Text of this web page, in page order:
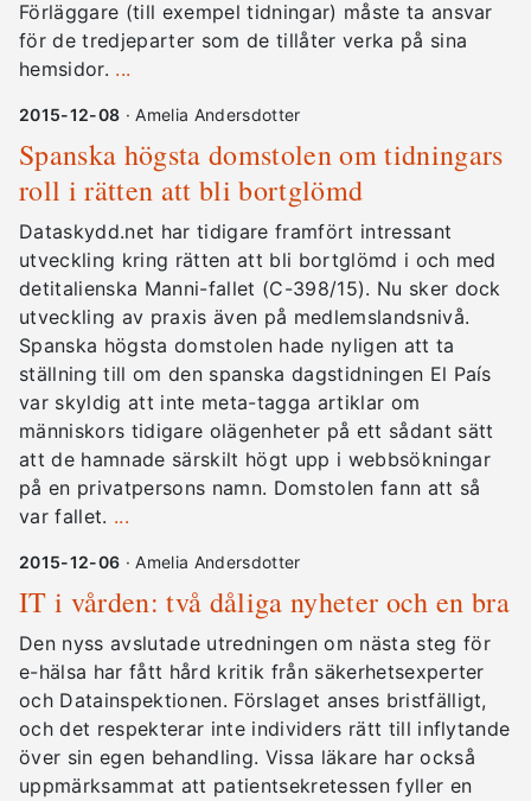
Förläggare (till exempel tidningar) måste ta ansvar
för de tredjeparter som de tillåter verka på sina
hemsidor. ...
2015-12-08 · Amelia Andersdotter
Spanska högsta domstolen om tidningars
roll i rätten att bli bortglömd
Dataskydd.net har tidigare framfört intressant
utveckling kring rätten att bli bortglömd i och med
detitalienska Manni-fallet (C-398/15). Nu sker dock
utveckling av praxis även på medlemslandsnivå.
Spanska högsta domstolen hade nyligen att ta
ställning till om den spanska dagstidningen El País
var skyldig att inte meta-tagga artiklar om
människors tidigare olägenheter på ett sådant sätt
att de hamnade särskilt högt upp i webbsökningar
på en privatpersons namn. Domstolen fann att så
var fallet. ...
2015-12-06 · Amelia Andersdotter
IT i vården: två dåliga nyheter och en bra
Den nyss avslutade utredningen om nästa steg för
e-hälsa har fått hård kritik från säkerhetsexperter
och Datainspektionen. Förslaget anses bristfälligt,
och det respekterar inte individers rätt till inflytande
över sin egen behandling. Vissa läkare har också
uppmärksammat att patientsekretessen fyller en